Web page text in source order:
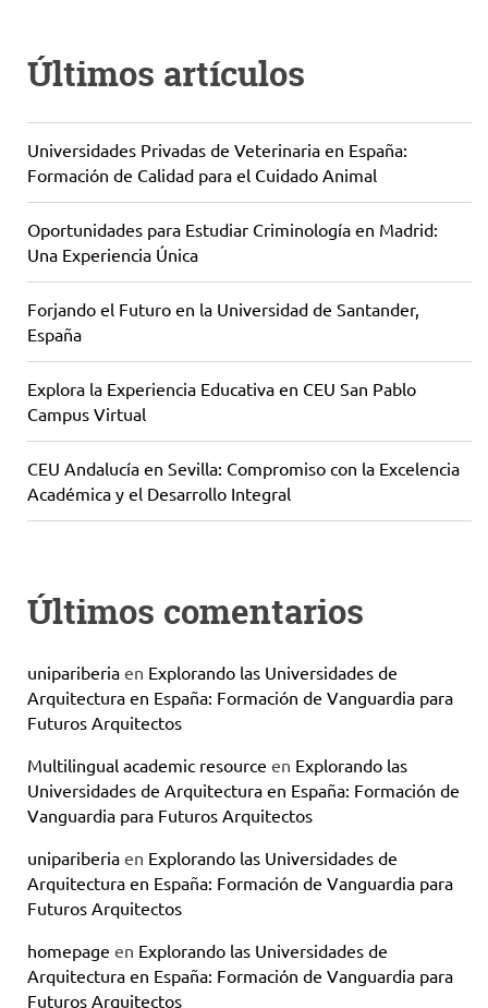
Últimos artículos
Universidades Privadas de Veterinaria en España:
Formación de Calidad para el Cuidado Animal
Oportunidades para Estudiar Criminología en Madrid:
Una Experiencia Única
Forjando el Futuro en la Universidad de Santander,
España
Explora la Experiencia Educativa en CEU San Pablo
Campus Virtual
CEU Andalucía en Sevilla: Compromiso con la Excelencia
Académica y el Desarrollo Integral
Últimos comentarios
unipariberia en Explorando las Universidades de
Arquitectura en España: Formación de Vanguardia para
Futuros Arquitectos
Multilingual academic resource en Explorando las
Universidades de Arquitectura en España: Formación de
Vanguardia para Futuros Arquitectos
unipariberia en Explorando las Universidades de
Arquitectura en España: Formación de Vanguardia para
Futuros Arquitectos
homepage en Explorando las Universidades de
Arquitectura en España: Formación de Vanguardia para
Futuros Arquitectos